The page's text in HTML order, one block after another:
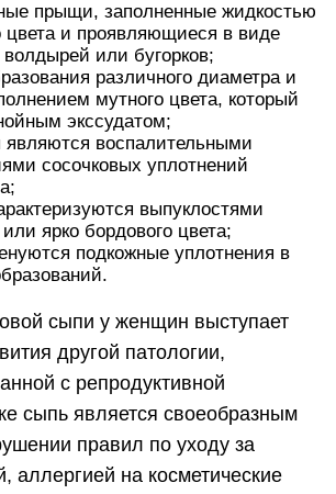
прыщи, заполненные жидкостью
цвета и проявляющиеся в виде
волдырей или бугорков;
различного диаметра и
мутного цвета, который
экссудатом;
воспалительными
сосочковых уплотнений
выпуклостями
или ярко бордового цвета;
подкожные уплотнения в
сыпи у женщин выступает
другой патологии,
с репродуктивной
сыпь является своеобразным
правил по уходу за
аллергией на косметические